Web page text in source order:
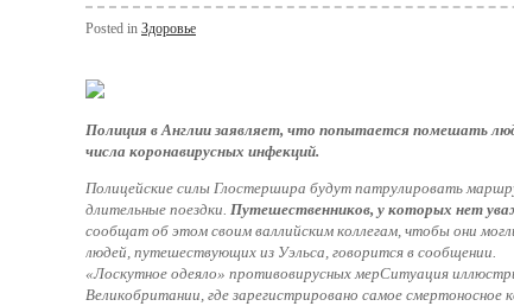
Posted in Здоровье
Полиция в Англии заявляет, что попытается помешать
числа коронавирусных инфекций.
Полицейские силы Глостершира будут патрулировать
длительные поездки. Путешественников, у которых нет
сообщат об этом своим валлийским коллегам, чтобы они
людей, путешествующих из Уэльса, говорится в сообщении.
«Лоскутное одеяло» противовирусных мерСитуация
Великобритании, где зарегистрировано самое